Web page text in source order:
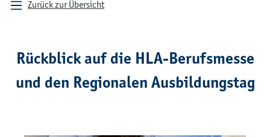
Zurück zur Übersicht
Rückblick auf die HLA-Berufsmesse
und den Regionalen Ausbildungstag